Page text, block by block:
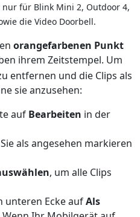
nur für Blink Mini 2, Outdoor 4,
die Video Doorbell.
orangefarbenen Punkt
ihrem Zeitstempel. Um
entfernen und die Clips als
sie anzusehen:
auf Bearbeiten in der
als angesehen markieren
, um alle Clips
unteren Ecke aufAls